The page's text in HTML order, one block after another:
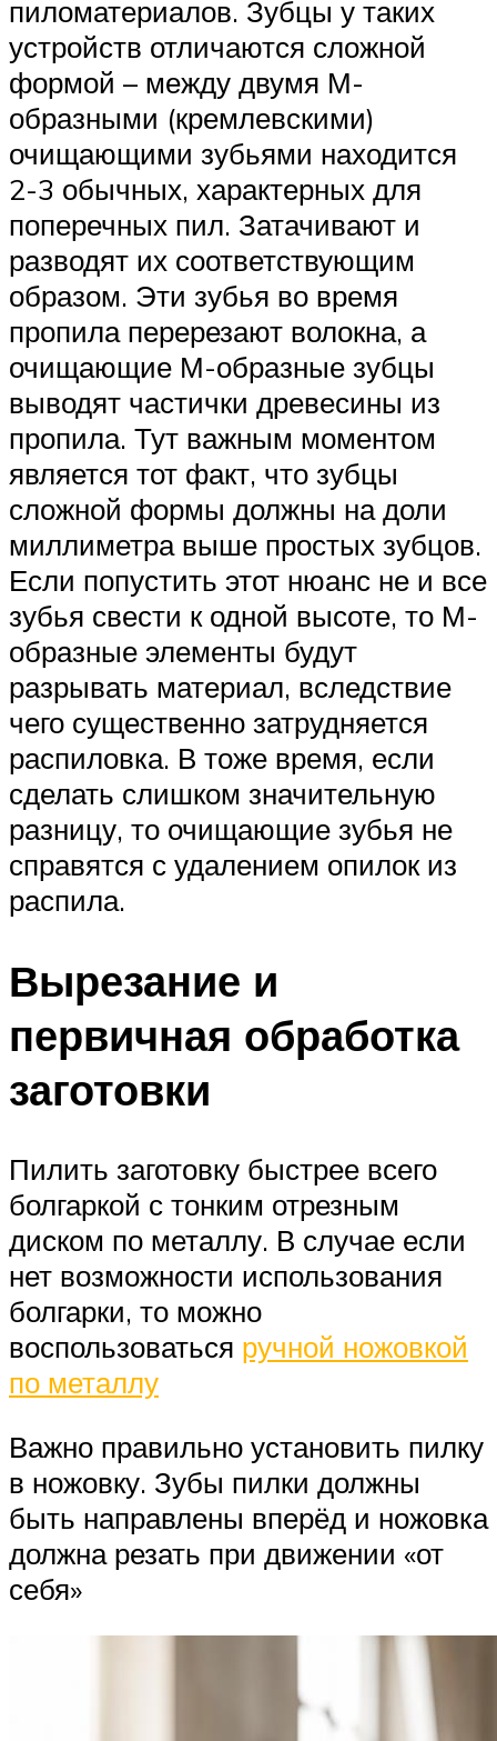
пиломатериалов. Зубцы у таких
устройств отличаются сложной
формой – между двумя М-
образными (кремлевскими)
очищающими зубьями находится
2-3 обычных, характерных для
поперечных пил. Затачивают и
разводят их соответствующим
образом. Эти зубья во время
пропила перерезают волокна, а
очищающие М-образные зубцы
выводят частички древесины из
пропила. Тут важным моментом
является тот факт, что зубцы
сложной формы должны на доли
миллиметра выше простых зубцов.
Если попустить этот нюанс не и все
зубья свести к одной высоте, то М-
образные элементы будут
разрывать материал, вследствие
чего существенно затрудняется
распиловка. В тоже время, если
сделать слишком значительную
разницу, то очищающие зубья не
справятся с удалением опилок из
распила.
Вырезание и
первичная обработка
заготовки
Пилить заготовку быстрее всего
болгаркой с тонким отрезным
диском по металлу. В случае если
нет возможности использования
болгарки, то можно
воспользоваться ручной ножовкой
по металлу
Важно правильно установить пилку
в ножовку. Зубы пилки должны
быть направлены вперёд и ножовка
должна резать при движении «от
себя»